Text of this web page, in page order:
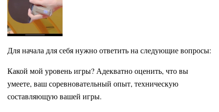
Для начала для себя нужно ответить на следующие вопросы:
Какой мой уровень игры? Адекватно оценить, что вы
умеете, ваш соревновательный опыт, техническую
составляющую вашей игры.